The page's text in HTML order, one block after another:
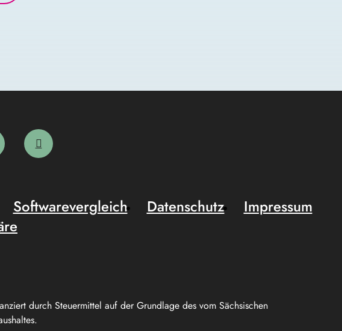
durch Steuermittel auf der Grundlage des vom Sächsischen
Softwarevergleich Datenschutz
Impressum